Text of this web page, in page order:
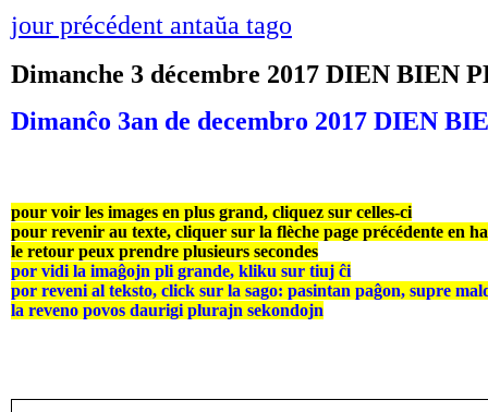
jour précédent antaŭa tago
Dimanche 3 décembre 2017 DIEN BIEN
Dimanĉo 3an de decembro 2017 DIEN
pour voir les images en plus grand, cliquez sur celles-ci
pour revenir au texte, cliquer sur la flèche page précédente en
le retour peux prendre plusieurs secondes
por vidi la imaĝojn pli grande, kliku sur tiuj ĉi
por reveni al teksto, click sur la sago: pasintan paĝon, supre
la reveno povos daurigi plurajn sekondojn